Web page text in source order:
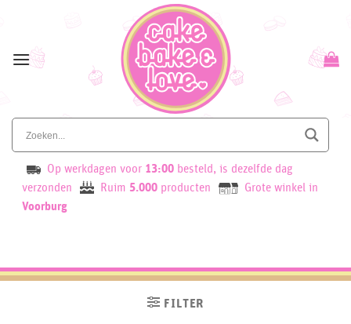
content
Op werkdagen voor 13:00 besteld, is dezelfde dag
verzonden
Ruim 5.000 producten
Grote winkel in
Voorburg
FILTER